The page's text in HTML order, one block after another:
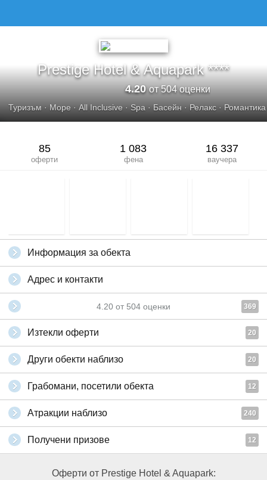
Prestige Hotel & Aquapark ****
4.20от 504 оценки
Туризъм · Море ·All Inclusive · Spa · Басейн · Релакс · Романтика
85
оферти
1 083
фена
16 337
ваучера
Информация за обекта
Адрес и контакти
4.20 от 504 оценки 369
Изтекли оферти 20
Други обекти наблизо 20
Грабомани, посетили обекта 12
Атракции наблизо 240
Получени призове 12
Оферти от Prestige Hotel & Aquapark: